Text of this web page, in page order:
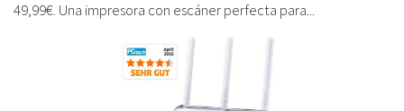
49,99€. Una impresora con escáner perfecta para...